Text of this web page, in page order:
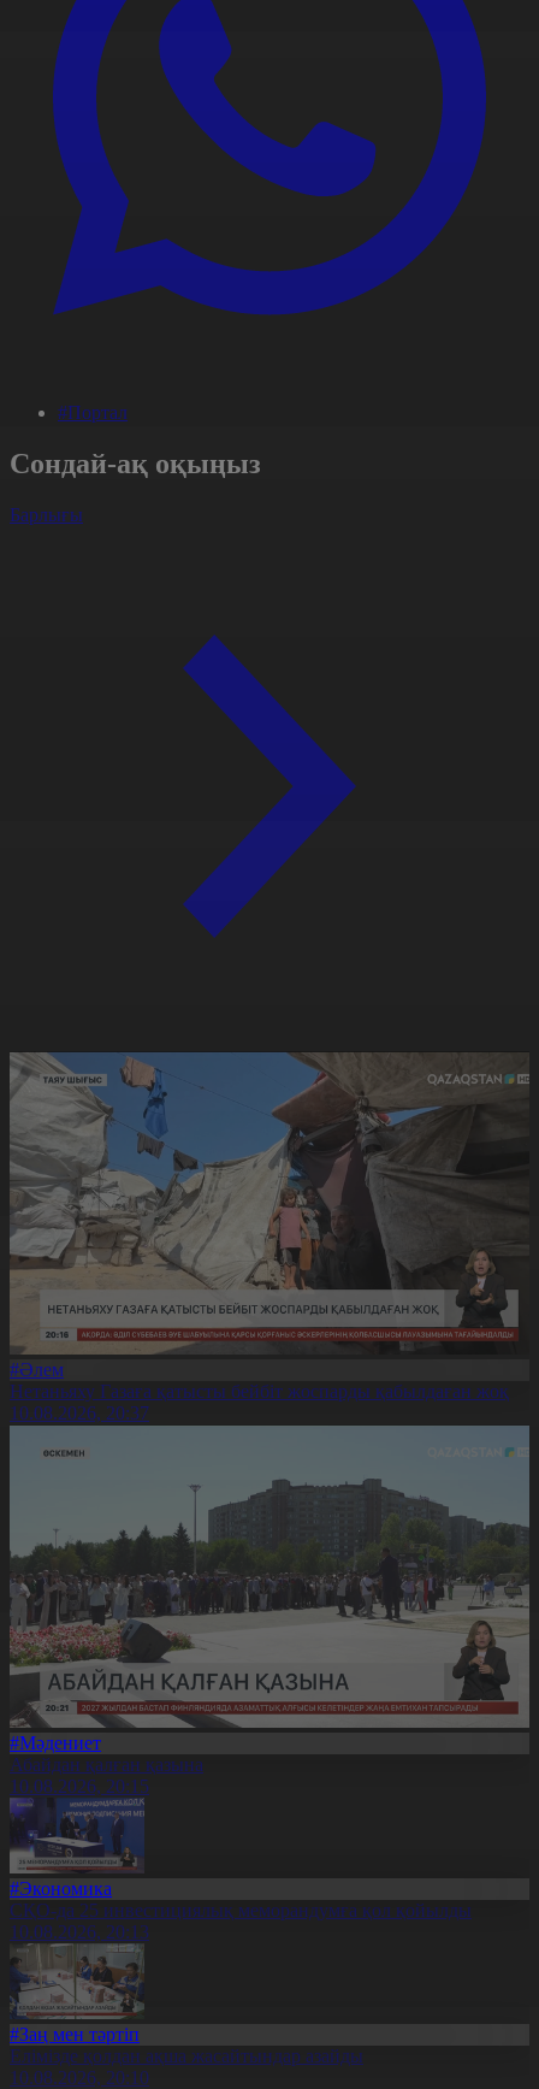
#Портал
Сондай-ақ оқыңыз
Барлығы
#Әлем
Нетаньяху Газаға қатысты бейбіт жоспарды қабылдаған жоқ
10.08.2026, 20:37
#Мәдениет
Абайдан қалған қазына
10.08.2026, 20:15
#Экономика
СҚО-да 25 инвестициялық меморандумға қол қойылды
10.08.2026, 20:13
#Заң мен тәртіп
Елімізде қолдан ақша жасайтындар азайды
10.08.2026, 20:10